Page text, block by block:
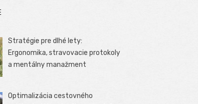
Stratégie pre dlhé lety:
Ergonomika, stravovacie protokoly
a mentálny manažment
Optimalizácia cestovného